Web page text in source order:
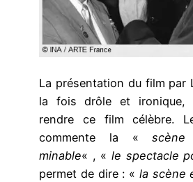
La présentation du film par
la fois drôle et ironique,
rendre ce film célèbre.
commente la «
minable« , « le spectacle
permet de dire : « la scène